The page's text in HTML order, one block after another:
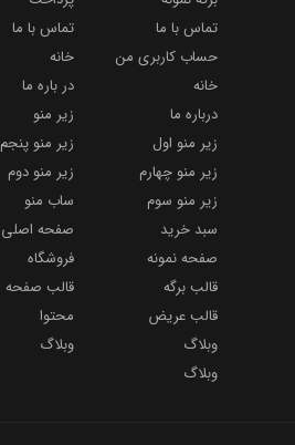
تماس با ما
تماس با ما
حساب کاربری من
خانه
خانه
در باره ما
درباره ما
زیر منو
زیر منو اول
زیر منو پنجم
زیر منو چهارم
زیر منو دوم
زیر منو سوم
ساب منو
سبد خرید
صفحه اصلی
صفحه نمونه
فروشگاه
قالب برگه
قالب صفحه
قالب عریض
محتوا
وبلاگ
وبلاگ
وبلاگ